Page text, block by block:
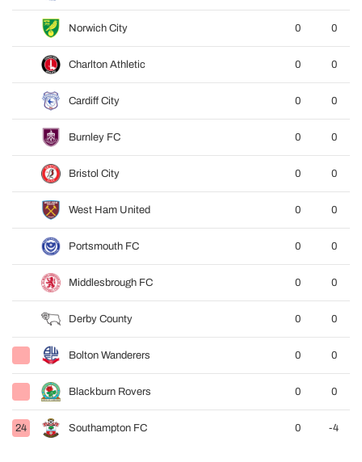
Norwich City 0 0
Charlton Athletic 0 0
Cardiff City 0 0
Burnley FC 0 0
Bristol City 0 0
West Ham United 0 0
Portsmouth FC 0 0
Middlesbrough FC 0 0
Derby County 0 0
Bolton Wanderers 0 0
Blackburn Rovers 0 0
24 Southampton FC 0 -4